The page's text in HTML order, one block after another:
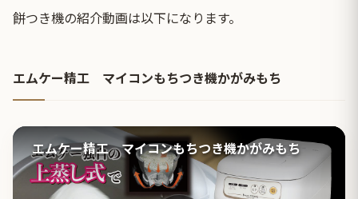
餅つき機の紹介動画は以下になります。
エムケー精工 マイコンもちつき機かがみもち
エムケー精工 マイコンもちつき機かがみもち